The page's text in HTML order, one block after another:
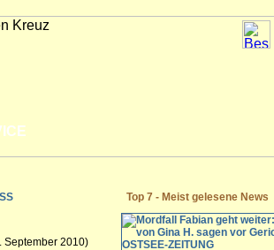
Top 7 - Meist gelesene News
September 2010)